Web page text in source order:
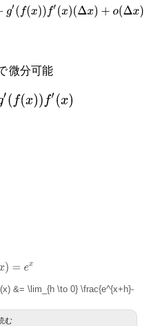
(f(x ))f′(x)( Δx)+o(Δx)
微分可能
微分可能
′( f( x))f′(x )
(x) =e x
&= \lim_{h \to 0} \frac{e^{x+h}-
む